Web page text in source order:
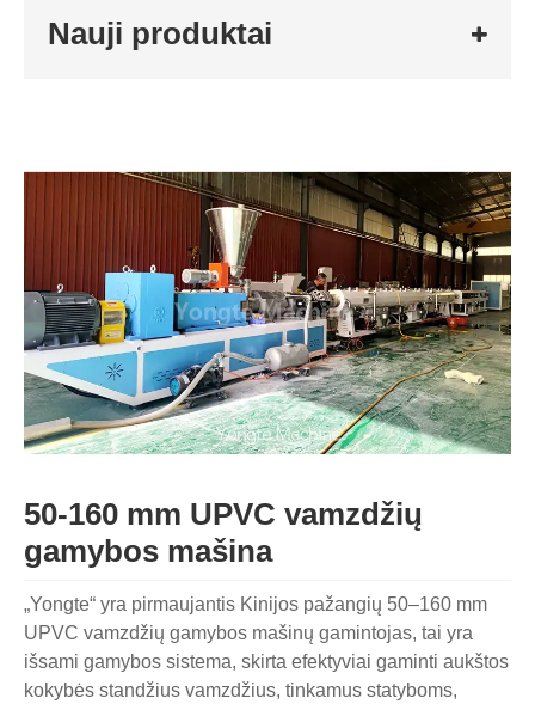
Nauji produktai
50-160 mm UPVC vamzdžių
gamybos mašina
„Yongte“ yra pirmaujantis Kinijos pažangių 50–160 mm
UPVC vamzdžių gamybos mašinų gamintojas, tai yra
išsami gamybos sistema, skirta efektyviai gaminti aukštos
kokybės standžius vamzdžius, tinkamus statyboms,